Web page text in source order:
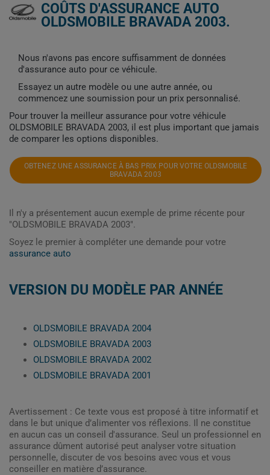
COÛTS D'ASSURANCE AUTO
OLDSMOBILE BRAVADA 2003.
Nous n'avons pas encore suffisamment de données
d'assurance auto pour ce véhicule.
Essayez un autre modèle ou une autre année, ou
commencez une soumission pour un prix personnalisé.
Pour trouver la meilleur assurance pour votre véhicule
OLDSMOBILE BRAVADA 2003, il est plus important que jamais
de comparer les options disponibles.
OBTENEZ UNE ASSURANCE À BAS PRIX POUR VOTRE OLDSMOBILE
BRAVADA 2003
Il n'y a présentement aucun exemple de prime récente pour
"OLDSMOBILE BRAVADA 2003".
Soyez le premier à compléter une demande pour votre
assurance auto
VERSION DU MODÈLE PAR ANNÉE
OLDSMOBILE BRAVADA 2004
OLDSMOBILE BRAVADA 2003
OLDSMOBILE BRAVADA 2002
OLDSMOBILE BRAVADA 2001
Avertissement : Ce texte vous est proposé à titre informatif et
dans le but unique d’alimenter vos réflexions. Il ne constitue
en aucun cas un conseil d'assurance. Seul un professionnel en
assurance dûment autorisé peut analyser votre situation
personnelle, discuter de vos besoins avec vous et vous
conseiller en matière d’assurance.